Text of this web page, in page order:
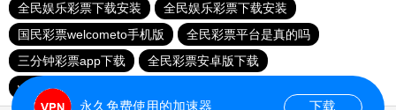
全民娱乐彩票下载安装
全民娱乐彩票下载安装
国民彩票welcometo手机版
全民彩票平台是真的吗
三分钟彩票app下载
全民彩票安卓版下载
welcome大发购彩
永久免费使用的加速器 下载